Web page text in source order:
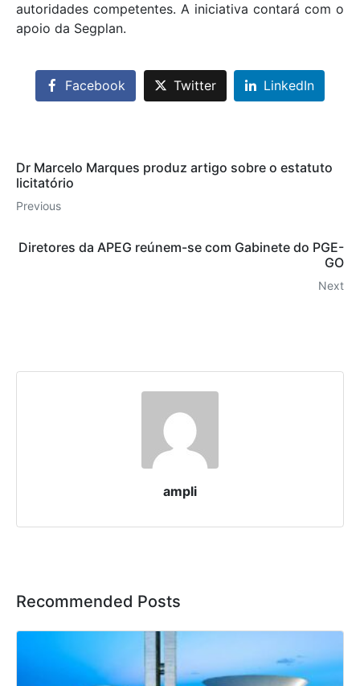
autoridades competentes. A iniciativa contará com o
apoio da Segplan.
Facebook Twitter LinkedIn
Dr Marcelo Marques produz artigo sobre o estatuto
licitatório
Previous
Diretores da APEG reúnem-se com Gabinete do PGE-
GO
Next
ampli
Recommended Posts